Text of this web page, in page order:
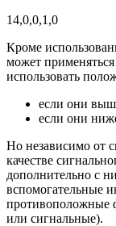
14,0,0,1,0
Кроме
может
использовать
если они
если они
Но независимо от
качестве
дополнительно с
вспомогательные
противоположные
или сигнальные).